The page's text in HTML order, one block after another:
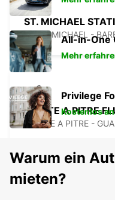
ST. MICHAEL
SAINT MICHAEL -
POINTE A PITRE
POINTE A PITRE -
All-in-One
Mehr
Privilege
Kostenlos
Warum ein
mieten?